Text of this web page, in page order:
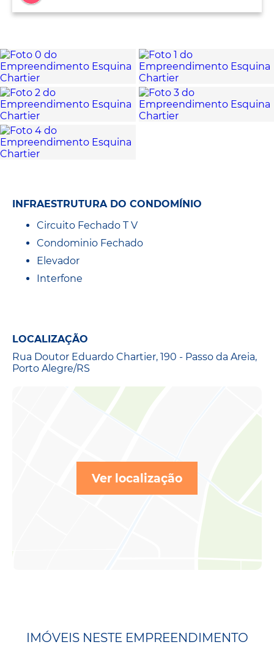
INFRAESTRUTURA DO CONDOMÍNIO
Circuito Fechado T V
Condominio Fechado
Elevador
Interfone
LOCALIZAÇÃO
Rua Doutor Eduardo Chartier, 190 - Passo da Areia,
Porto Alegre/RS
Ver localização
IMÓVEIS NESTE EMPREENDIMENTO